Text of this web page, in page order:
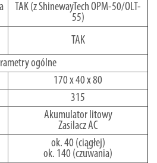
TAK (z ShinewayTech OPM-50/OLT-
55)
TAK
ogólne
170 x 40 x 80
315
Akumulator litowy
Zasilacz AC
ok. 40 (ciągłej)
ok. 140 (czuwania)